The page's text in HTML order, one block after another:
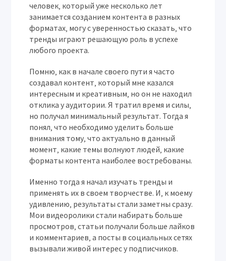
человек‚ который уже несколько лет
занимается созданием контента в разных
форматах‚ могу с уверенностью сказать‚ что
тренды играют решающую роль в успехе
любого проекта.
Помню‚ как в начале своего пути я часто
создавал контент‚ который мне казался
интересным и креативным‚ но он не находил
отклика у аудитории. Я тратил время и силы‚
но получал минимальный результат. Тогда я
понял‚ что необходимо уделить больше
внимания тому‚ что актуально в данный
момент‚ какие темы волнуют людей‚ какие
форматы контента наиболее востребованы.
Именно тогда я начал изучать тренды и
применять их в своем творчестве. И‚ к моему
удивлению‚ результаты стали заметны сразу.
Мои видеоролики стали набирать больше
просмотров‚ статьи получали больше лайков
и комментариев‚ а посты в социальных сетях
вызывали живой интерес у подписчиков.